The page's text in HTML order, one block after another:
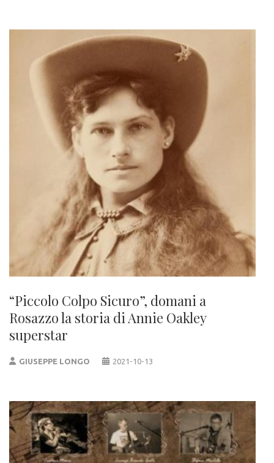
“Piccolo Colpo Sicuro”, domani a
Rosazzo la storia di Annie Oakley
superstar
GIUSEPPE LONGO 2021-10-13